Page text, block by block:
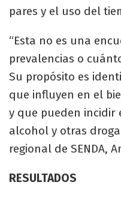
pares y el uso del
“Esta no es una
prevalencias o
Su propósito es
que influyen en el
y que pueden incidir
alcohol y otras
regional de SENDA,
RESULTADOS